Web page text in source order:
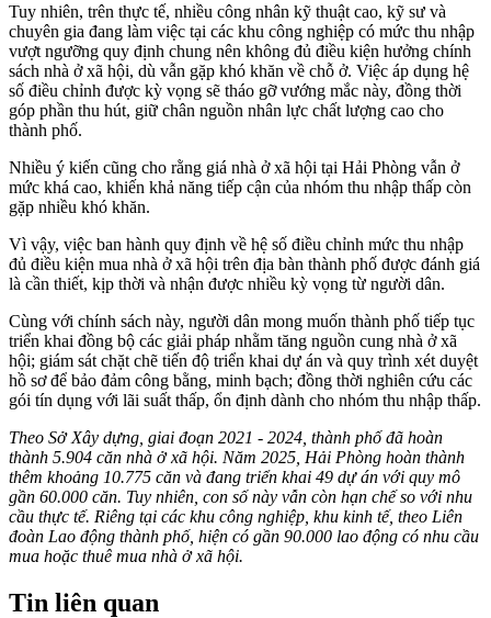
Tuy nhiên, trên thực tế, nhiều công nhân kỹ thuật cao, kỹ sư và
chuyên gia đang làm việc tại các khu công nghiệp có mức thu nhập
vượt ngưỡng quy định chung nên không đủ điều kiện hưởng chính
sách nhà ở xã hội, dù vẫn gặp khó khăn về chỗ ở. Việc áp dụng hệ
số điều chỉnh được kỳ vọng sẽ tháo gỡ vướng mắc này, đồng thời
góp phần thu hút, giữ chân nguồn nhân lực chất lượng cao cho
thành phố.
Nhiều ý kiến cũng cho rằng giá nhà ở xã hội tại Hải Phòng vẫn ở
mức khá cao, khiến khả năng tiếp cận của nhóm thu nhập thấp còn
gặp nhiều khó khăn.
Vì vậy, việc ban hành quy định về hệ số điều chỉnh mức thu nhập
đủ điều kiện mua nhà ở xã hội trên địa bàn thành phố được đánh giá
là cần thiết, kịp thời và nhận được nhiều kỳ vọng từ người dân.
Cùng với chính sách này, người dân mong muốn thành phố tiếp tục
triển khai đồng bộ các giải pháp nhằm tăng nguồn cung nhà ở xã
hội; giám sát chặt chẽ tiến độ triển khai dự án và quy trình xét duyệt
hồ sơ để bảo đảm công bằng, minh bạch; đồng thời nghiên cứu các
gói tín dụng với lãi suất thấp, ổn định dành cho nhóm thu nhập thấp.
Theo Sở Xây dựng, giai đoạn 2021 - 2024, thành phố đã hoàn
thành 5.904 căn nhà ở xã hội. Năm 2025, Hải Phòng hoàn thành
thêm khoảng 10.775 căn và đang triển khai 49 dự án với quy mô
gần 60.000 căn. Tuy nhiên, con số này vẫn còn hạn chế so với nhu
cầu thực tế. Riêng tại các khu công nghiệp, khu kinh tế, theo Liên
đoàn Lao động thành phố, hiện có gần 90.000 lao động có nhu cầu
mua hoặc thuê mua nhà ở xã hội.
Tin liên quan